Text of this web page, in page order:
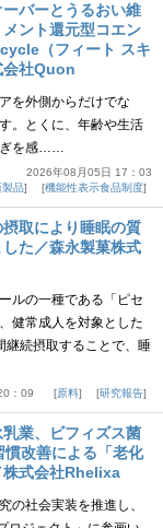
バーとうるおい維
ント還元型コエン
（フィート スキ
会社Quon
を外側からだけでな
。とくに、年齢や生活
ぎを感……
2026年08月05日 17：03
製品 機能性表示食品制度
取により睡眠の質
た／森永製菓株式
ルの一種である「ピセ
健常成人を対象とした
継続摂取することで、睡
：09 原料 研究報告
乳業、ビフィズス菌
改善による「老化
株式会社Rhelixa
の社会実装を推進し、